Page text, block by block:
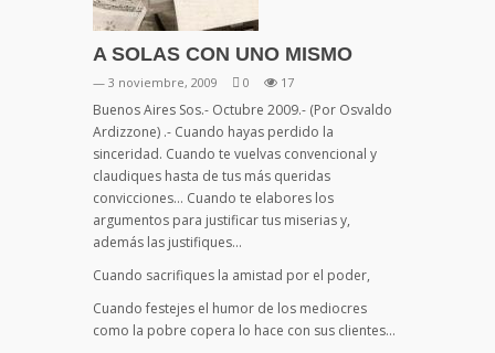
A SOLAS CON UNO MISMO
— 3 noviembre, 2009 0 17
Buenos Aires Sos.- Octubre 2009.- (Por Osvaldo
Ardizzone) .- Cuando hayas perdido la
sinceridad. Cuando te vuelvas convencional y
claudiques hasta de tus más queridas
convicciones… Cuando te elabores los
argumentos para justificar tus miserias y,
además las justifiques…
Cuando sacrifiques la amistad por el poder,
Cuando festejes el humor de los mediocres
como la pobre copera lo hace con sus clientes…